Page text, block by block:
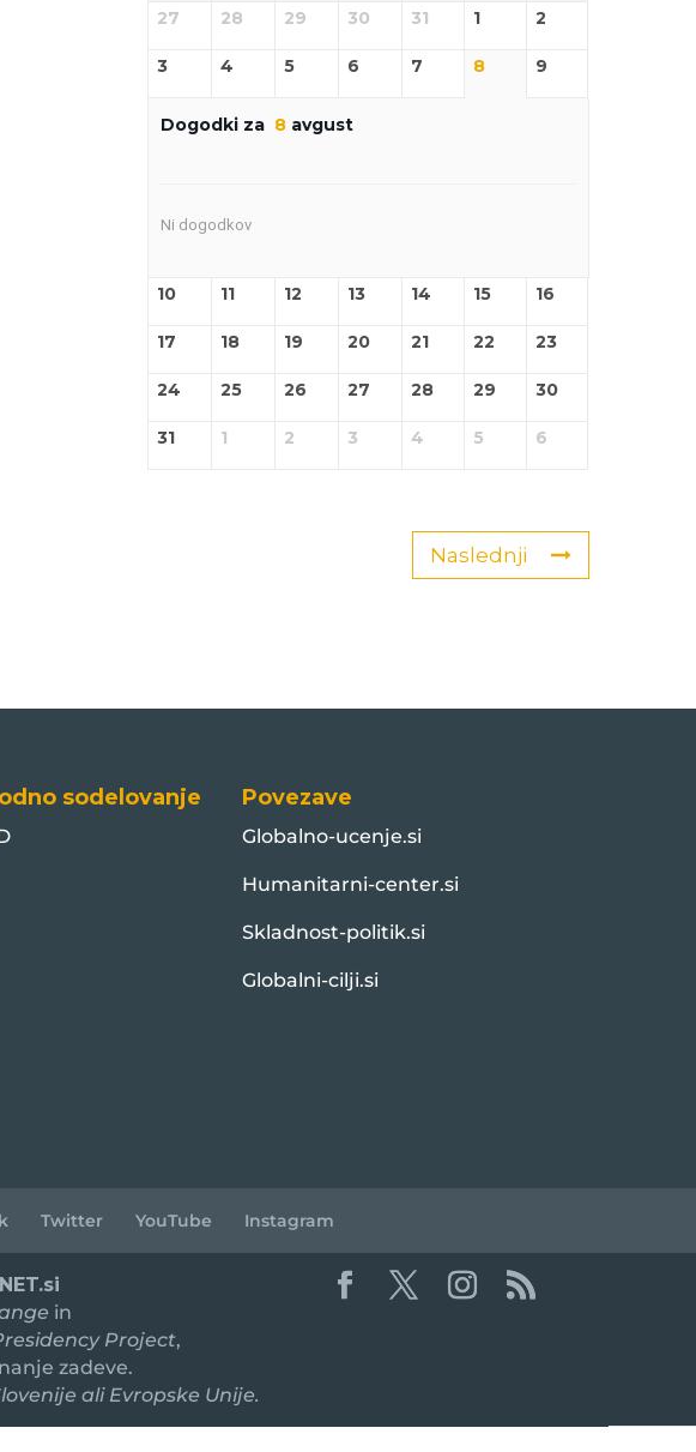
27 28 29 30 31 1 2
3 4 5 6 7 8 9
Dogodki za 8 avgust
Ni dogodkov
10 11 12 13 14 15 16
17 18 19 20 21 22 23
24 25 26 27 28 29 30
31 1 2 3 4 5 6
Naslednji
sodelovanje Povezave
Globalno-ucenje.si
Humanitarni-center.si
Skladnost-politik.si
Globalni-cilji.si
Twitter YouTube Instagram
in
Project,
zadeve.
ali Evropske Unije.